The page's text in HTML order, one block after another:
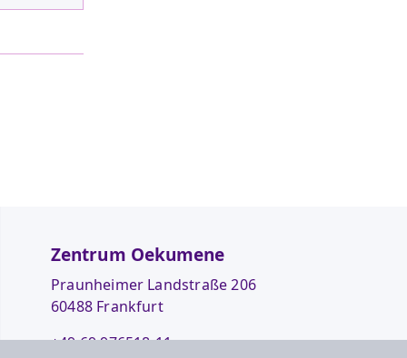
Zentrum Oekumene
Praunheimer Landstraße 206
60488 Frankfurt
+49 69 976518-11